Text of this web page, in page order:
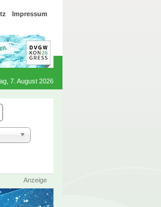
Impressum
7. August 2026
Anzeige